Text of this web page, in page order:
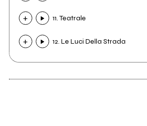
11. Teatrale
12. Le Luci Della Strada